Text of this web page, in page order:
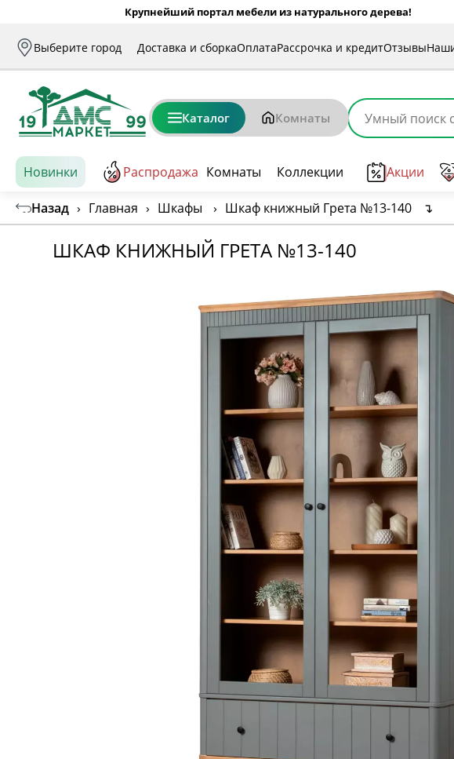
Крупнейший портал мебели из натурального дерева!
Выберите город Доставка и сборкаОплатаРассрочка и кредитОтзывы
Каталог Комнаты
Новинки Распродажа Комнаты Коллекции Акции
Назад › Главная › Шкафы › Шкаф книжный Грета №13-140 ↴
ШКАФ КНИЖНЫЙ ГРЕТА №13-140